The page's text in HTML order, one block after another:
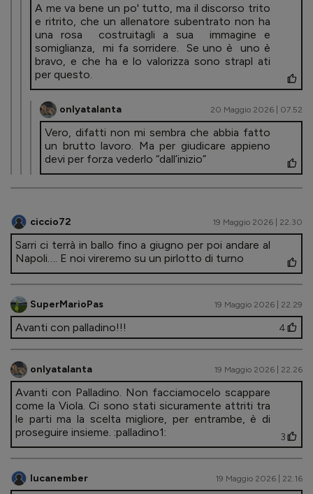
A me va bene un po' tutto, ma il discorso trito
e ritrito, che un allenatore subentrato non ha
una rosa costruitagli a sua immagine e
somiglianza, mi fa sorridere. Se uno è uno è
bravo, e che ha e lo valorizza sono strapl ati
per questo.
onlyatalanta 20 Maggio 2026 | 07.52
Vero, difatti non mi sembra che abbia fatto
un brutto lavoro. Ma per giudicare appieno
devi per forza vederlo “dall’inizio”
ciccio72 19 Maggio 2026 | 22.30
Sarri ci terrà in ballo fino a giugno per poi andare al
Napoli…. E noi vireremo su un pirlotto di turno
SuperMarioPas 19 Maggio 2026 | 22.29
Avanti con palladino!!! 4
onlyatalanta 19 Maggio 2026 | 22.26
Avanti con Palladino. Non facciamocelo scappare
come la Viola. Ci sono stati sicuramente attriti tra
le parti ma la scelta migliore, per entrambe, è di
proseguire insieme. :palladino1:
3
lucanember 19 Maggio 2026 | 22.16